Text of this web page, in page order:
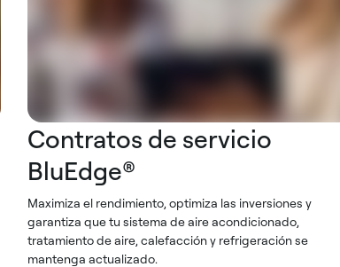
Contratos de servicio
BluEdge®
Maximiza el rendimiento, optimiza las inversiones y
garantiza que tu sistema de aire acondicionado,
tratamiento de aire, calefacción y refrigeración se
mantenga actualizado.